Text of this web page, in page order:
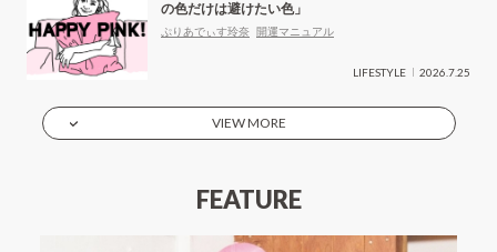
の色だけは避けたい色」
ぷりあでぃす玲奈 開運マニュアル
LIFESTYLE 2026.7.25
VIEW MORE
FEATURE